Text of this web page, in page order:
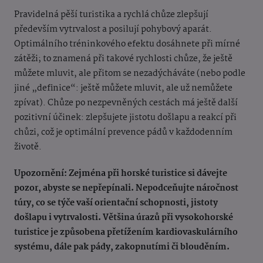
Pravidelná pěší turistika a rychlá chůze zlepšují
především vytrvalost a posilují pohybový aparát.
Optimálního tréninkového efektu dosáhnete při mírné
zátěži; to znamená při takové rychlosti chůze, že ještě
můžete mluvit, ale přitom se nezadýcháváte (nebo podle
jiné „definice“: ještě můžete mluvit, ale už nemůžete
zpívat). Chůze po nezpevněných cestách má ještě další
pozitivní účinek: zlepšujete jistotu došlapu a reakcí při
chůzi, což je optimální prevence pádů v každodenním
životě.
Upozornění: Zejména při horské turistice si dávejte
pozor, abyste se nepřepínali. Nepodceňujte náročnost
túry, co se týče vaší orientační schopnosti, jistoty
došlapu i vytrvalosti. Většina úrazů při vysokohorské
turistice je způsobena přetížením kardiovaskulárního
systému, dále pak pády, zakopnutími či blouděním.